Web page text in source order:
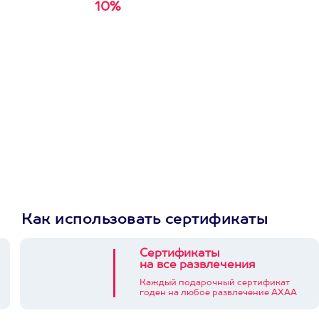
10%
Как использовать сертификаты
Сертификаты
на все развлечения
Каждый подарочный сертификат
годен на любое развлечение АХАА